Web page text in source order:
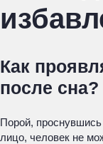
Как
после сна?
Порой,
лицо, человек не